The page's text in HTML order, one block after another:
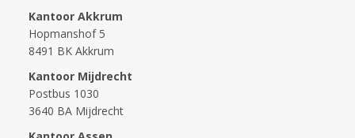
Kantoor Akkrum
Hopmanshof 5
8491 BK Akkrum
Kantoor Mijdrecht
Postbus 1030
3640 BA Mijdrecht